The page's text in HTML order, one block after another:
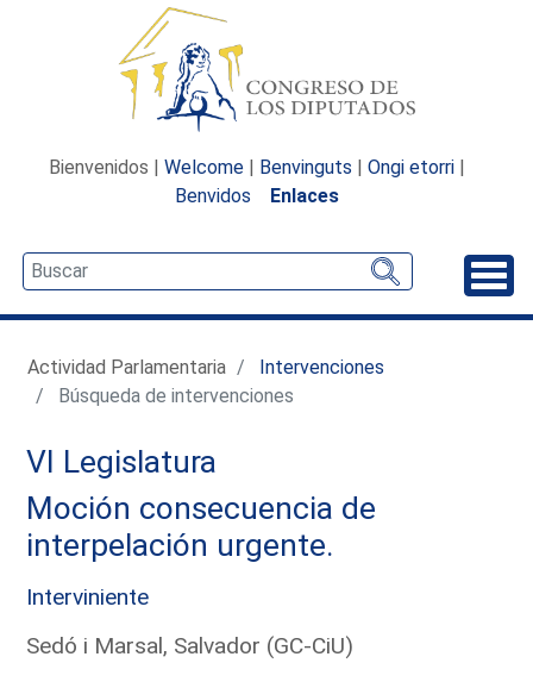
Bienvenidos | Welcome | Benvinguts | Ongi etorri |
Benvidos
Enlaces
Actividad Parlamentaria
Intervenciones
Búsqueda de intervenciones
VI Legislatura
Moción consecuencia de
interpelación urgente.
Interviniente
Sedó i Marsal, Salvador (GC-CiU)